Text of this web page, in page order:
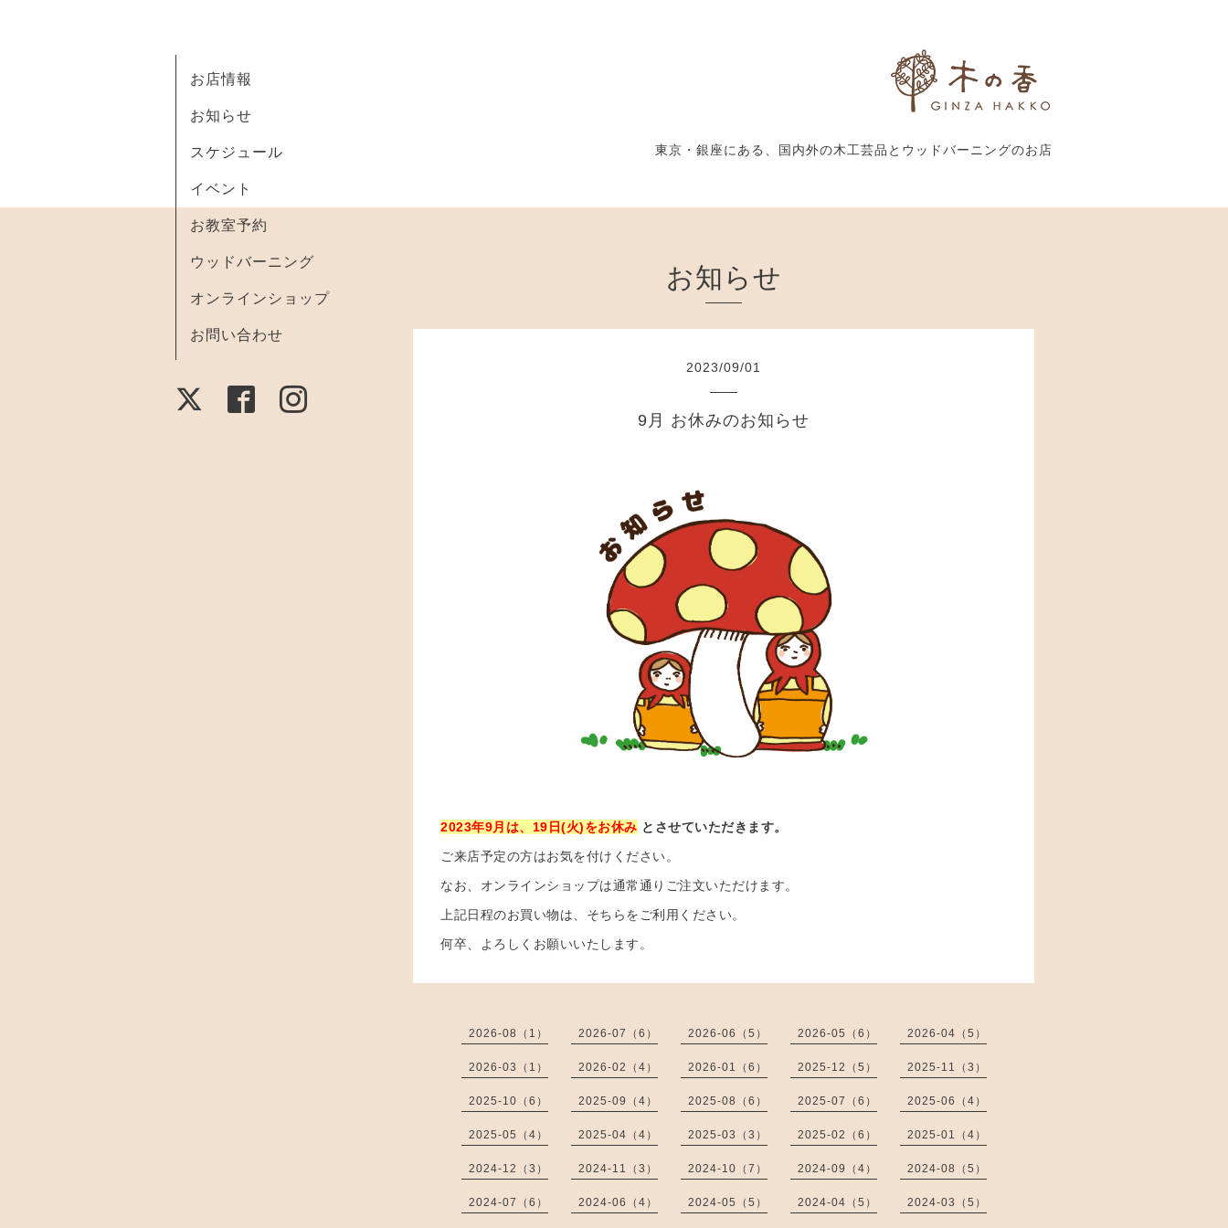
東京・銀座にある、国内外の木工芸品とウッドバーニングのお店
お店情報
お知らせ
スケジュール
イベント
お教室予約
ウッドバーニング
オンラインショップ
お問い合わせ
お知らせ
2023/09/01
9月 お休みのお知らせ
2023年9月は、19日(火)をお休み とさせていただきます。
ご来店予定の方はお気を付けください。
なお、オンラインショップは通常通りご注文いただけます。
上記日程のお買い物は、そちらをご利用ください。
何卒、よろしくお願いいたします。
2026-08（1） 2026-07（6） 2026-06（5） 2026-05（6） 2026-04（5）
2026-03（1） 2026-02（4） 2026-01（6） 2025-12（5） 2025-11（3）
2025-10（6） 2025-09（4） 2025-08（6） 2025-07（6） 2025-06（4）
2025-05（4） 2025-04（4） 2025-03（3） 2025-02（6） 2025-01（4）
2024-12（3） 2024-11（3） 2024-10（7） 2024-09（4） 2024-08（5）
2024-07（6） 2024-06（4） 2024-05（5） 2024-04（5） 2024-03（5）